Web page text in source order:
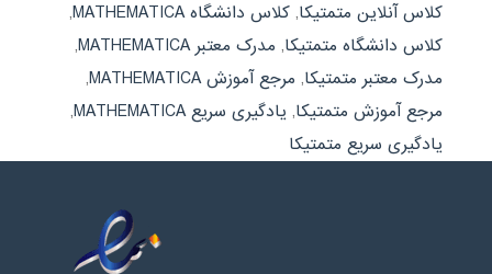
کلاس آنلاین متمتیکا, کلاس دانشگاه MATHEMATICA
,
کلاس دانشگاه متمتیکا, مدرک معتبر MATHEMATICA
,
مدرک معتبر متمتیکا, مرجع آموزش MATHEMATICA
,
مرجع آموزش متمتیکا, یادگیری سریع MATHEMATICA
,
یادگیری سریع متمتیکا